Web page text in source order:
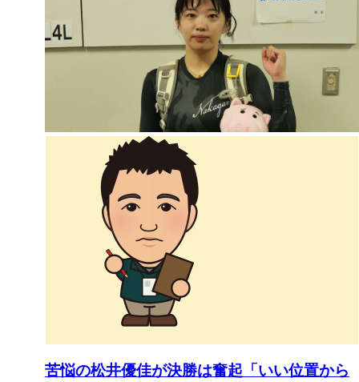
苦悩の松井優佳が決勝は奮起「いい位置から